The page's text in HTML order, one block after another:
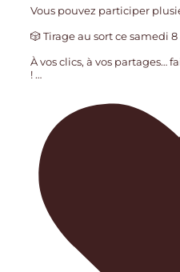
Vous pouvez participer
🎲 Tirage au sort ce samedi 8
À vos clics, à vos partages…
!…